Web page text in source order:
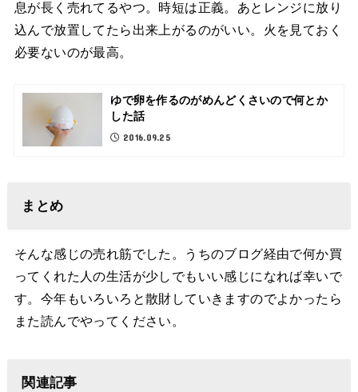
息が長く売れてるやつ。時短は正義。あとレンジに放り
込んで放置してたら出来上がるのがいい。火を見ておく
必要ないのが最高。
ゆで卵を作るのがめんどくさいので何とか
した話
2016.09.25
まとめ
そんな感じの売れ筋でした。うちのブログ経由で何か買
ってくれた人の生活が少しでもいい感じになれば幸いで
す。今年もいろいろと散財していきますのでよかったら
また読んでやってください。
関連記事